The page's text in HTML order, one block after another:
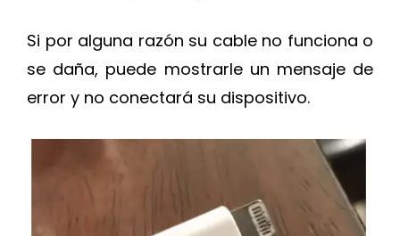
Si por alguna razón su cable no funciona o
se daña, puede mostrarle un mensaje de
error y no conectará su dispositivo.